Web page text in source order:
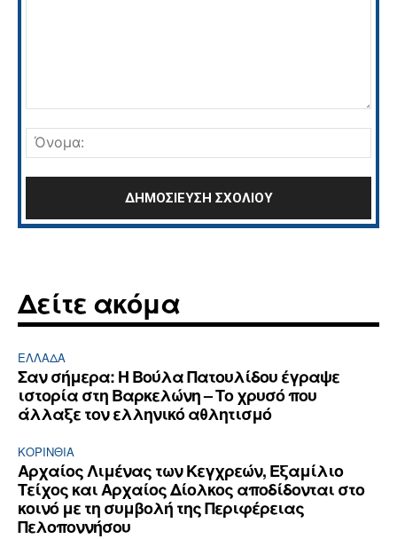
Δείτε ακόμα
ΕΛΛΆΔΑ
Σαν σήμερα: Η Βούλα Πατουλίδου έγραψε
ιστορία στη Βαρκελώνη – Το χρυσό που
άλλαξε τον ελληνικό αθλητισμό
ΚΟΡΙΝΘΊΑ
Αρχαίος Λιμένας των Κεγχρεών, Εξαμίλιο
Τείχος και Aρχαίος Δίολκος αποδίδονται στο
κοινό με τη συμβολή της Περιφέρειας
Πελοποννήσου